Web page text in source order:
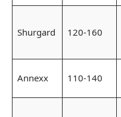
Shurgard 120-160
Annexx 110-140